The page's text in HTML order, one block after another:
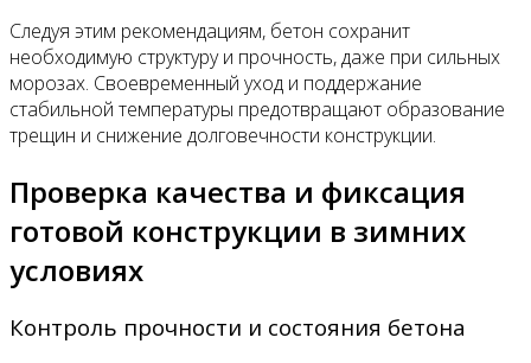
Следуя этим рекомендациям, бетон сохранит
необходимую структуру и прочность, даже при сильных
морозах. Своевременный уход и поддержание
стабильной температуры предотвращают образование
трещин и снижение долговечности конструкции.
Проверка качества и фиксация
готовой конструкции в зимних
условиях
Контроль прочности и состояния бетона